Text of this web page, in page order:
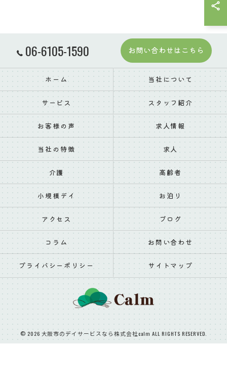
06-6105-1590 お問い合わせはこちら
ホーム 当社について
サービス スタッフ紹介
お客様の声 求人情報
当社の特徴 求人
介護 高齢者
小規模デイ お泊り
アクセス ブログ
コラム お問い合わせ
プライバシーポリシー サイトマップ
© 2026 大阪市のデイサービスなら株式会社calm ALL RIGHTS RESERVED.